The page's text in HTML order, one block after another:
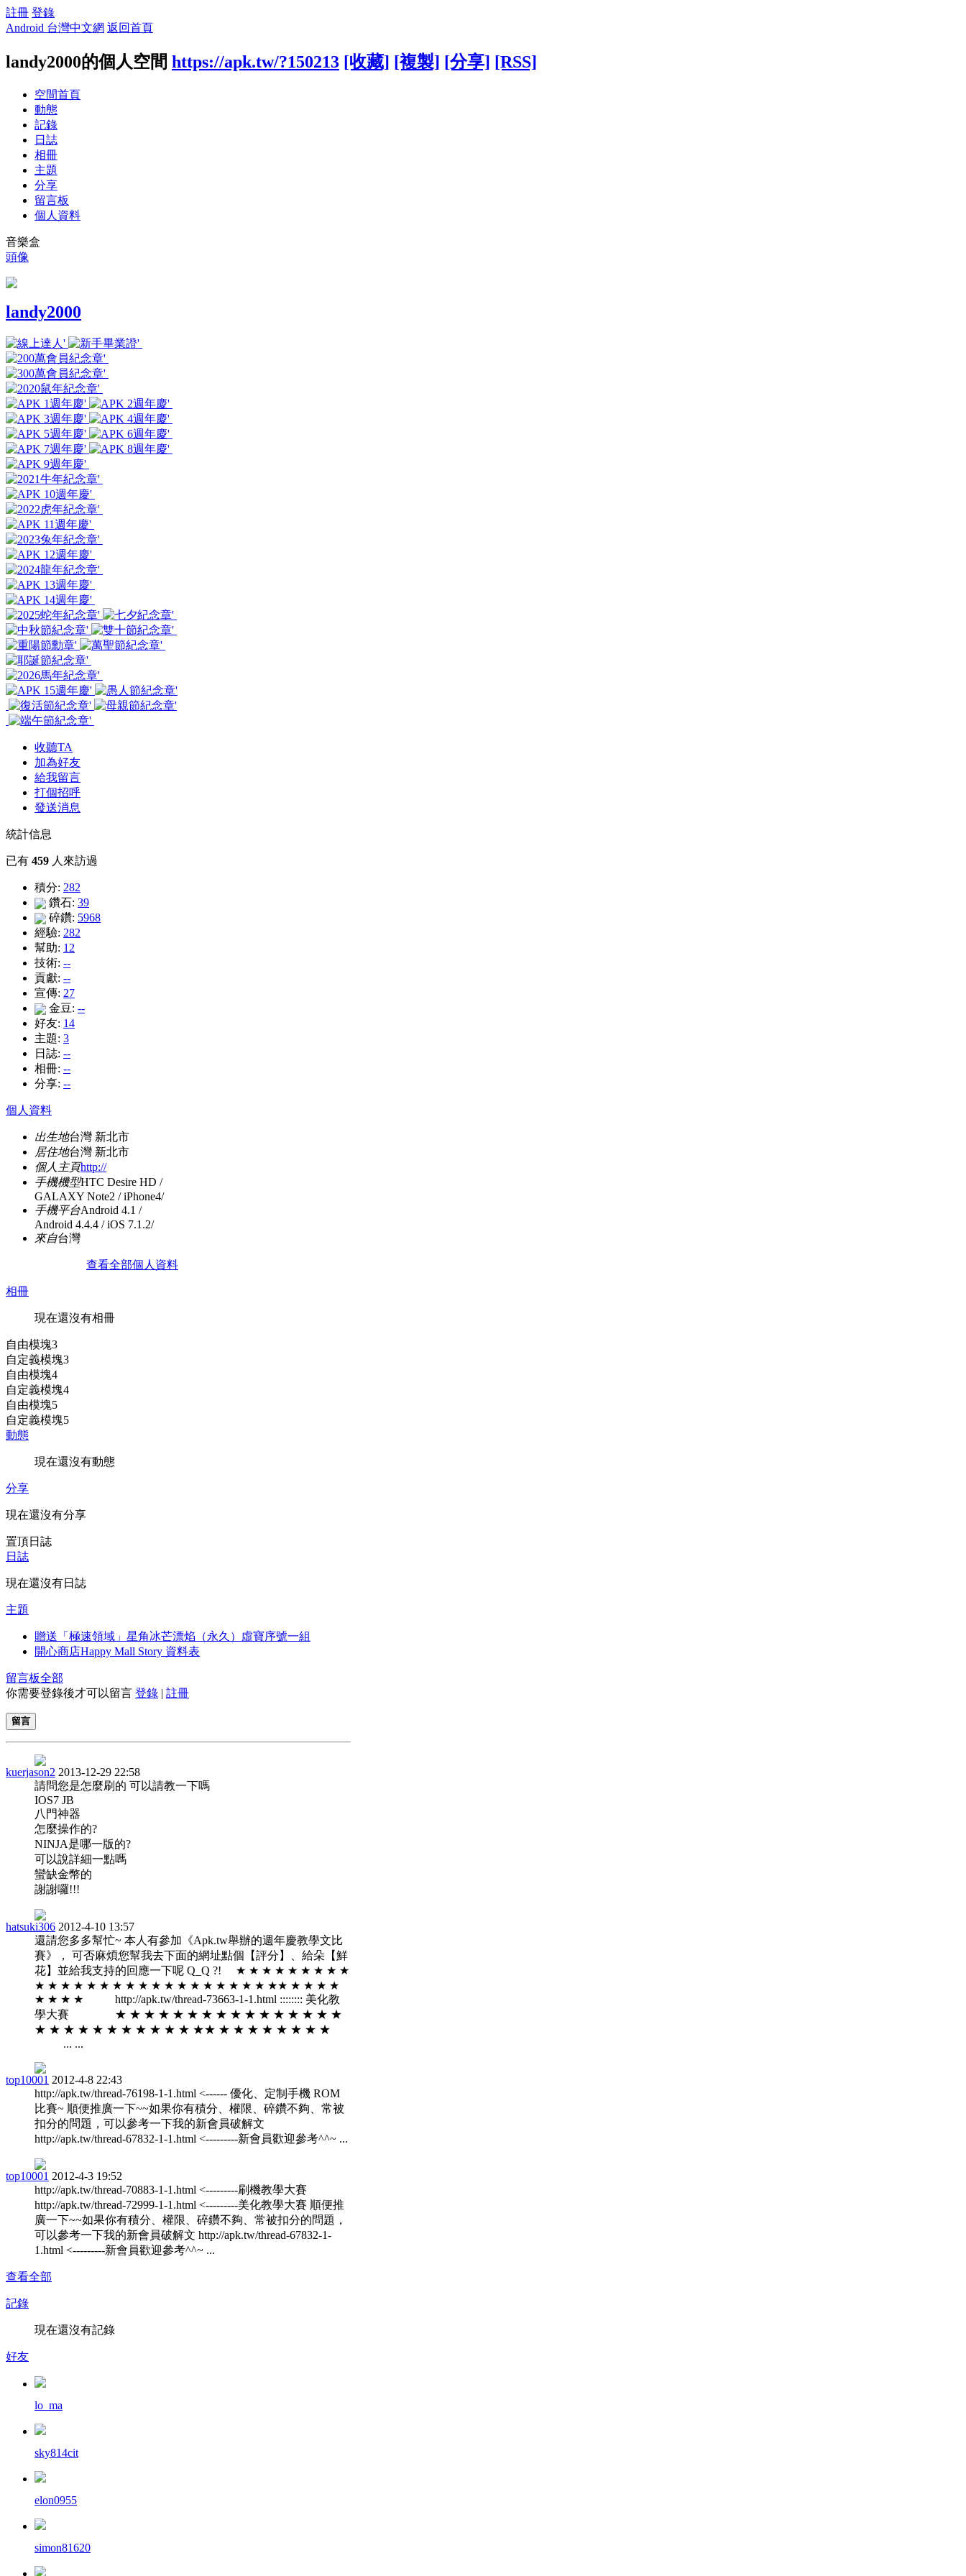
註冊 登錄
Android 台灣中文網 返回首頁
landy2000的個人空間 https://apk.tw/?150213 [收藏] [複製] [分享] [RSS]
空間首頁
動態
記錄
日誌
相冊
主題
分享
留言板
個人資料
音樂盒
頭像
landy2000
收聽TA
加為好友
給我留言
打個招呼
發送消息
統計信息
已有 459 人來訪過
積分: 282
鑽石: 39
碎鑽: 5968
經驗: 282
幫助: 12
技術: --
貢獻: --
宣傳: 27
金豆: --
好友: 14
主題: 3
日誌: --
相冊: --
分享: --
個人資料
出生地台灣 新北市
居住地台灣 新北市
個人主頁http://
手機機型HTC Desire HD /
GALAXY Note2 / iPhone4/
手機平台Android 4.1 /
Android 4.4.4 / iOS 7.1.2/
來自台灣
查看全部個人資料
相冊
現在還沒有相冊
自由模塊3
自定義模塊3
自由模塊4
自定義模塊4
自由模塊5
自定義模塊5
動態
現在還沒有動態
分享
現在還沒有分享
置頂日誌
日誌
現在還沒有日誌
主題
贈送「極速領域」星角冰芒漂焰（永久）虛寶序號一組
開心商店Happy Mall Story 資料表
留言板全部
你需要登錄後才可以留言 登錄 | 註冊
留言
kuerjason2 2013-12-29 22:58
請問您是怎麼刷的 可以請教一下嗎
IOS7 JB
八門神器
怎麼操作的?
NINJA是哪一版的?
可以說詳細一點嗎
蠻缺金幣的
謝謝囉!!!
hatsuki306 2012-4-10 13:57
還請您多多幫忙~ 本人有參加《Apk.tw舉辦的週年慶教學文比
賽》， 可否麻煩您幫我去下面的網址點個【評分】、給朵【鮮
花】並給我支持的回應一下呢 Q_Q ?! ★ ★ ★ ★ ★ ★ ★ ★ ★
★ ★ ★ ★ ★ ★ ★ ★ ★ ★ ★ ★ ★ ★ ★ ★ ★ ★ ★★ ★ ★ ★ ★
★ ★ ★ ★ http://apk.tw/thread-73663-1-1.html :::::::: 美化教
學大賽 ★ ★ ★ ★ ★ ★ ★ ★ ★ ★ ★ ★ ★ ★ ★ ★
★ ★ ★ ★ ★ ★ ★ ★ ★ ★ ★ ★★ ★ ★ ★ ★ ★ ★ ★ ★
... ...
top10001 2012-4-8 22:43
http://apk.tw/thread-76198-1-1.html <------ 優化、定制手機 ROM
比賽~ 順便推廣一下~~如果你有積分、權限、碎鑽不夠、常被
扣分的問題，可以參考一下我的新會員破解文
http://apk.tw/thread-67832-1-1.html <---------新會員歡迎參考^^~ ...
top10001 2012-4-3 19:52
http://apk.tw/thread-70883-1-1.html <---------刷機教學大賽
http://apk.tw/thread-72999-1-1.html <---------美化教學大賽 順便推
廣一下~~如果你有積分、權限、碎鑽不夠、常被扣分的問題，
可以參考一下我的新會員破解文 http://apk.tw/thread-67832-1-
1.html <---------新會員歡迎參考^^~ ...
查看全部
記錄
現在還沒有記錄
好友
lo_ma
sky814cit
elon0955
simon81620